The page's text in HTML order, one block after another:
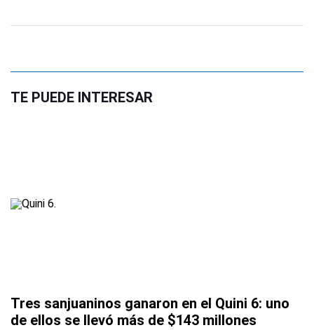
TE PUEDE INTERESAR
Tres sanjuaninos ganaron en el Quini 6: uno
de ellos se llevó más de $143 millones